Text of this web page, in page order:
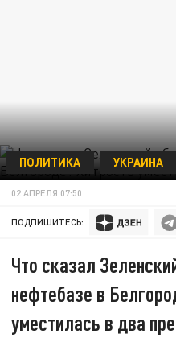
©
ПОЛИТИКА УКРАИНА
02 АПРЕЛЯ 07:50
ПОДПИШИТЕСЬ:
Что сказал
нефтебазе в
уместилась в два